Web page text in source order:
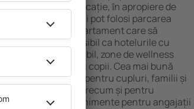
cea mai bună locație, ȋn apropiere de
din Torino. Oaspeții pot folosi parcarea
cameră sau un apartament care să
lor. Este posibil ca hotelurile cu
un meniu variabil, zone de wellness
și activități pentru copii. Cea mai bună
o alegere perfectă pentru cupluri, familii și
de afaceri, precum și pentru
să organizeze evenimente pentru angajații